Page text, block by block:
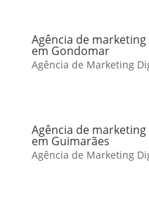
Agência de
em Gondomar
Agência de Marketing
Agência de
em Guimarães
Agência de Marketing